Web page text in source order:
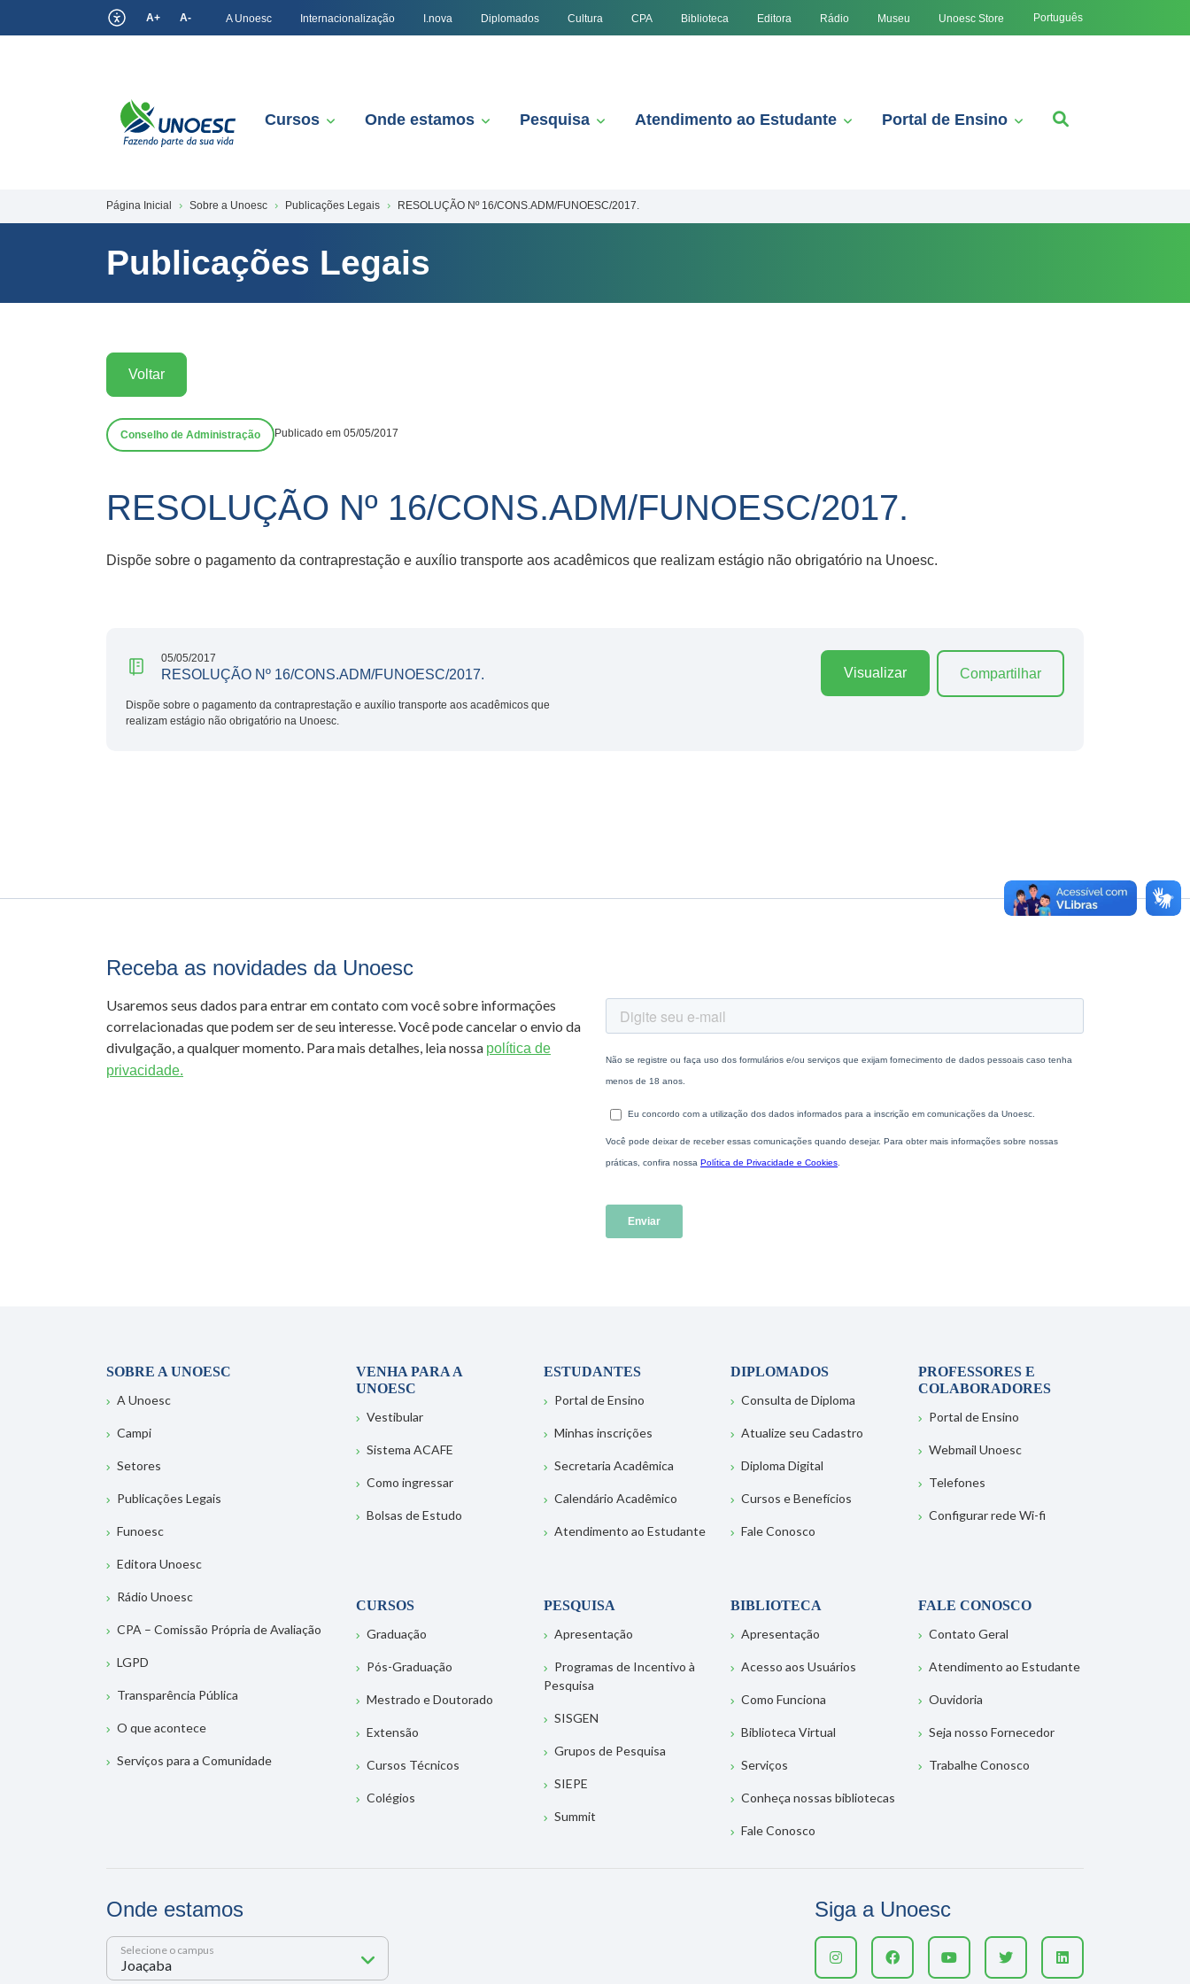
A+ A- A Unoesc Internacionalização I.nova Diplomados Cultura CPA Biblioteca Editora Rádio Museu Unoesc Store Português
Cursos Onde estamos Pesquisa Atendimento ao Estudante Portal de Ensino
Página Inicial Sobre a Unoesc Publicações Legais RESOLUÇÃO Nº 16/CONS.ADM/FUNOESC/2017.
Publicações Legais
Voltar
Conselho de Administração Publicado em 05/05/2017
RESOLUÇÃO Nº 16/CONS.ADM/FUNOESC/2017.
Dispõe sobre o pagamento da contraprestação e auxílio transporte aos acadêmicos que realizam estágio não obrigatório na Unoesc.
05/05/2017
RESOLUÇÃO Nº 16/CONS.ADM/FUNOESC/2017.
Dispõe sobre o pagamento da contraprestação e auxílio transporte aos acadêmicos que
realizam estágio não obrigatório na Unoesc.
Visualizar Compartilhar
Receba as novidades da Unoesc
Usaremos seus dados para entrar em contato com você sobre informações
correlacionadas que podem ser de seu interesse. Você pode cancelar o envio da
divulgação, a qualquer momento. Para mais detalhes, leia nossa política de
privacidade.
SOBRE A UNOESC
A Unoesc
Campi
Setores
Publicações Legais
Funoesc
Editora Unoesc
Rádio Unoesc
CPA – Comissão Própria de Avaliação
LGPD
Transparência Pública
O que acontece
Serviços para a Comunidade
VENHA PARA A
UNOESC
Vestibular
Sistema ACAFE
Como ingressar
Bolsas de Estudo
ESTUDANTES
Portal de Ensino
Minhas inscrições
Secretaria Acadêmica
Calendário Acadêmico
Atendimento ao Estudante
DIPLOMADOS
Consulta de Diploma
Atualize seu Cadastro
Diploma Digital
Cursos e Benefícios
Fale Conosco
PROFESSORES E
COLABORADORES
Portal de Ensino
Webmail Unoesc
Telefones
Configurar rede Wi-fi
CURSOS
Graduação
Pós-Graduação
Mestrado e Doutorado
Extensão
Cursos Técnicos
Colégios
PESQUISA
Apresentação
Programas de Incentivo à
Pesquisa
SISGEN
Grupos de Pesquisa
SIEPE
Summit
BIBLIOTECA
Apresentação
Acesso aos Usuários
Como Funciona
Biblioteca Virtual
Serviços
Conheça nossas bibliotecas
Fale Conosco
FALE CONOSCO
Contato Geral
Atendimento ao Estudante
Ouvidoria
Seja nosso Fornecedor
Trabalhe Conosco
Onde estamos
Selecione o campus
Siga a Unoesc